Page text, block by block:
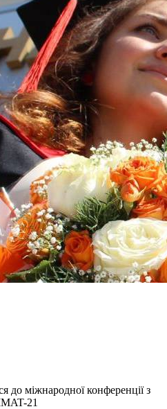
міжнародної конференції з
21